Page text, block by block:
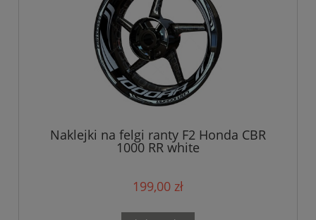
Naklejki na felgi ranty F2 Honda CBR
1000 RR white
199,00 zł